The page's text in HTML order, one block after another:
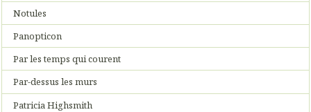
Notules
Panopticon
Par les temps qui courent
Par-dessus les murs
Patricia Highsmith